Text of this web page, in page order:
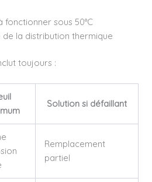
fonctionner sous 50°C
de la distribution thermique
toujours :
Solution si défaillant
Remplacement
partiel